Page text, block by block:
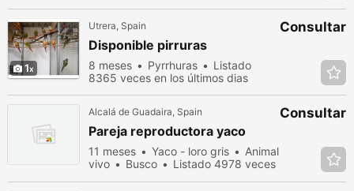
1
Utrera, Spain
Disponible pirruras
8 meses Pyrrhuras
Listado
8365 veces en los últimos dias
Consultar
Alcalá de Guadaira, Spain
Pareja reproductora yaco
11 meses Yaco - loro gris
Animal
vivo
Busco
Listado 4978 veces
Consultar